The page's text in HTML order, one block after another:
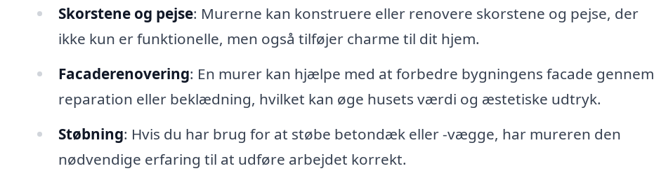
Skorstene og pejse: Murerne kan konstruere eller renovere skorstene og pejse, der
ikke kun er funktionelle, men også tilføjer charme til dit hjem.
Facaderenovering: En murer kan hjælpe med at forbedre bygningens facade gennem
reparation eller beklædning, hvilket kan øge husets værdi og æstetiske udtryk.
Støbning: Hvis du har brug for at støbe betondæk eller -vægge, har mureren den
nødvendige erfaring til at udføre arbejdet korrekt.